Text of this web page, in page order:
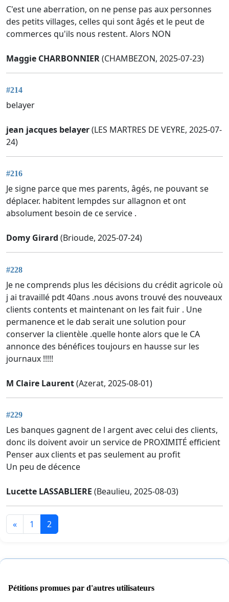
C'est une aberration, on ne pense pas aux personnes
des petits villages, celles qui sont âgés et le peut de
commerces qu'ils nous restent. Alors NON
Maggie CHARBONNIER(CHAMBEZON, 2025-07-23)
#214
belayer
jean jacques belayer(LES MARTRES DE VEYRE, 2025-07-
24)
#216
Je signe parce que mes parents, âgés, ne pouvant se
déplacer. habitent lempdes sur allagnon et ont
absolument besoin de ce service .
Domy Girard (Brioude, 2025-07-24)
#228
Je ne comprends plus les décisions du crédit agricole où
j ai travaillé pdt 40ans .nous avons trouvé des nouveaux
clients contents et maintenant on les fait fuir . Une
permanence et le dab serait une solution pour
conserver la clientèle .quelle honte alors que le CA
annonce des bénéfices toujours en hausse sur les
journaux !!!!!
M Claire Laurent(Azerat, 2025-08-01)
#229
Les banques gagnent de l argent avec celui des clients,
donc ils doivent avoir un service de PROXIMITÉ efficient
Penser aux clients et pas seulement au profit
Un peu de décence
Lucette LASSABLIERE (Beaulieu, 2025-08-03)
« 1 2
Pétitions promues par d'autres utilisateurs